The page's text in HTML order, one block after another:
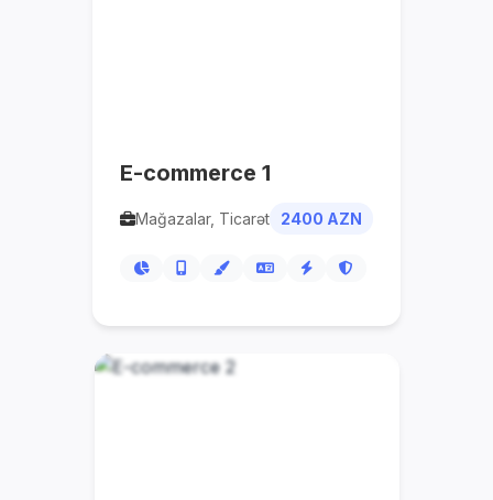
E-commerce 1
Mağazalar, Ticarət 2400 AZN